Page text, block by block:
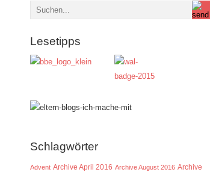
Lesetipps
Schlagwörter
Advent Archive April 2016 Archive August 2016 Archive